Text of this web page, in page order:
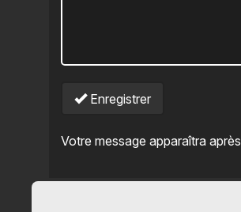
Enregistrer
Votre message apparaîtra